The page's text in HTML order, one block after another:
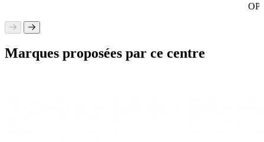
Marques proposées par ce centre